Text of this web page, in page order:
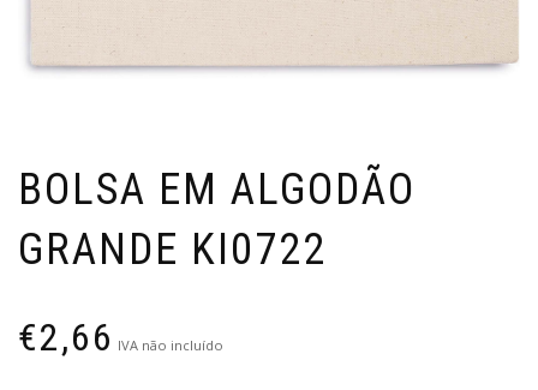
BOLSA EM ALGODÃO
GRANDE KI0722
€2,66 IVA não incluído